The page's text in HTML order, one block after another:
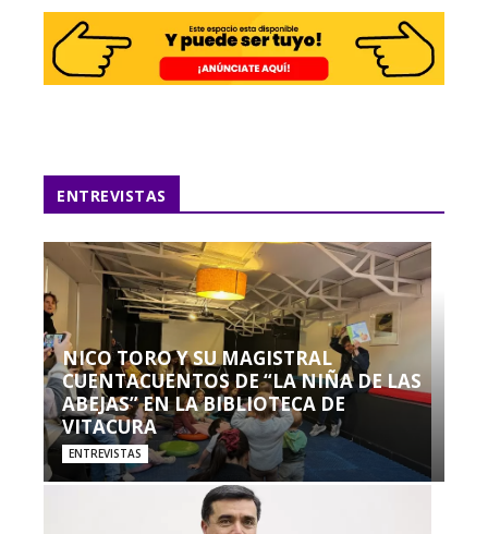
ENTREVISTAS
NICO TORO Y SU MAGISTRAL
CUENTACUENTOS DE “LA NIÑA DE LAS
ABEJAS” EN LA BIBLIOTECA DE
VITACURA
ENTREVISTAS